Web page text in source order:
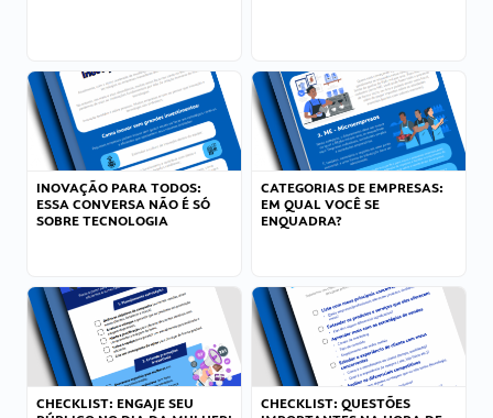
INOVAÇÃO PARA TODOS:
ESSA CONVERSA NÃO É SÓ
SOBRE TECNOLOGIA
CATEGORIAS DE EMPRESAS:
EM QUAL VOCÊ SE
ENQUADRA?
CHECKLIST: ENGAJE SEU
CHECKLIST: QUESTÕES